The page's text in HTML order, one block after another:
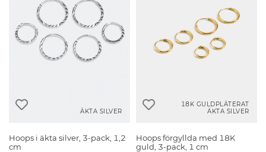
ÄKTA SILVER
Hoops i äkta silver, 3-pack, 1,2
cm
18K GULDPLÄTERAT
ÄKTA SILVER
Hoops förgyllda med 18K
guld, 3-pack, 1 cm